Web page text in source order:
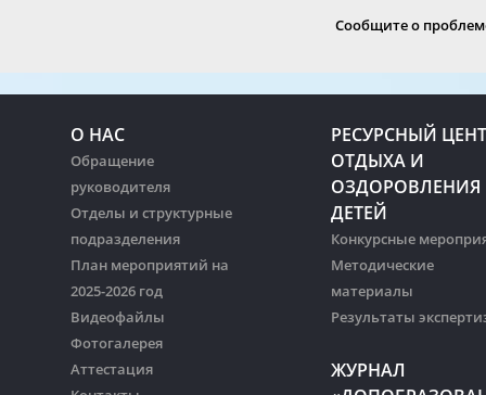
Сообщите о
О НАС
Обращение
руководителя
Отделы и структурные
подразделения
План мероприятий на
2025-2026 год
Видеофайлы
Фотогалерея
Аттестация
РЕСУРСНЫЙ
ОТДЫХА И
ОЗДОРОВЛЕНИЯ
ДЕТЕЙ
Конкурсные
Методические
материалы
Результаты
ЖУРНАЛ